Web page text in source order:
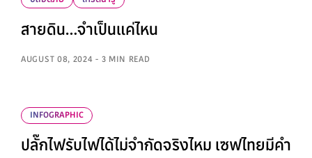
สายดิน…จำเป็นแค่ไหน
AUGUST 08, 2024 - 3 MIN READ
INFOGRAPHIC
ปลั๊กไฟรับไฟได้ไม่จำกัดจริงไหม เซฟไทยมีคำ